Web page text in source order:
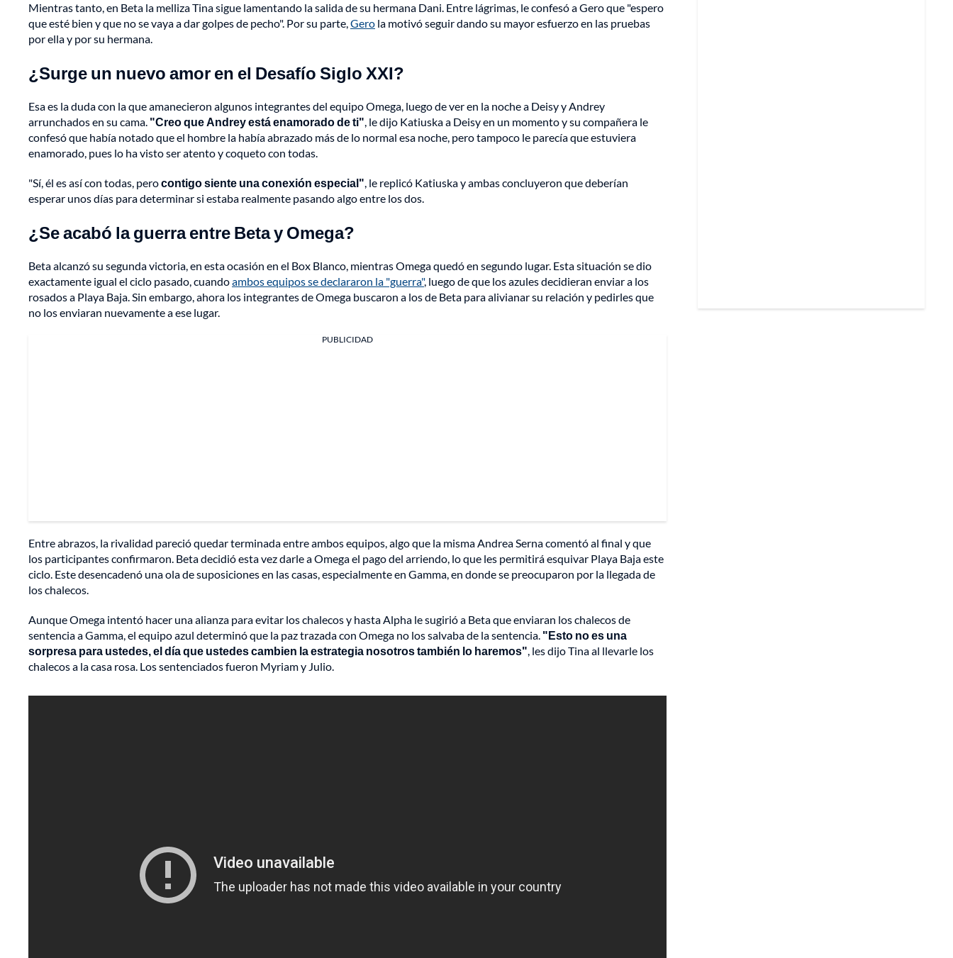
Mientras tanto, en Beta la melliza Tina sigue lamentando la salida de su hermana Dani. Entre lágrimas, le confesó a Gero que "espero
que esté bien y que no se vaya a dar golpes de pecho". Por su parte,Gero la motivó seguir dando su mayor esfuerzo en las pruebas
por ella y por su hermana.
¿Surge un nuevo amor en el Desafío Siglo XXI?
Esa es la duda con la que amanecieron algunos integrantes del equipo Omega, luego de ver en la noche a Deisy y Andrey
arrunchados en su cama. "Creo que Andrey está enamorado de ti", le dijo Katiuska a Deisy en un momento y su compañera le
confesó que había notado que el hombre la había abrazado más de lo normal esa noche, pero tampoco le parecía que estuviera
enamorado, pues lo ha visto ser atento y coqueto con todas.
"Sí, él es así con todas, perocontigo siente una conexión especial", le replicó Katiuska y ambas concluyeron que deberían
esperar unos días para determinar si estaba realmente pasando algo entre los dos.
¿Se acabó la guerra entre Beta y Omega?
Beta alcanzó su segunda victoria, en esta ocasión en el Box Blanco, mientras Omega quedó en segundo lugar. Esta situación se dio
exactamente igual el ciclo pasado, cuandoambos equipos se declararon la "guerra", luego de que los azules decidieran enviar a los
rosados a Playa Baja. Sin embargo, ahora los integrantes de Omega buscaron a los de Beta para alivianar su relación y pedirles que
no los enviaran nuevamente a ese lugar.
PUBLICIDAD
Entre abrazos, la rivalidad pareció quedar terminada entre ambos equipos, algo que la misma Andrea Serna comentó al final y que
los participantes confirmaron. Beta decidió esta vez darle a Omega el pago del arriendo, lo que les permitirá esquivar Playa Baja este
ciclo. Este desencadenó una ola de suposiciones en las casas, especialmente en Gamma, en donde se preocuparon por la llegada de
los chalecos.
Aunque Omega intentó hacer una alianza para evitar los chalecos y hasta Alpha le sugirió a Beta que enviaran los chalecos de
sentencia a Gamma, el equipo azul determinó que la paz trazada con Omega no los salvaba de la sentencia. "Esto no es una
sorpresa para ustedes, el día que ustedes cambien la estrategia nosotros también lo haremos", les dijo Tina al llevarle los
chalecos a la casa rosa. Los sentenciados fueron Myriam y Julio.